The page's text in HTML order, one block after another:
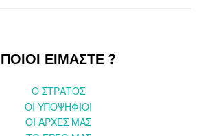
ΠΟΙΟΙ ΕΙΜΑΣΤΕ ?
O ΣΤΡΑΤΟΣ
ΟΙ ΥΠΟΨΗΦΙΟΙ
OI ΑΡΧΕΣ ΜΑΣ